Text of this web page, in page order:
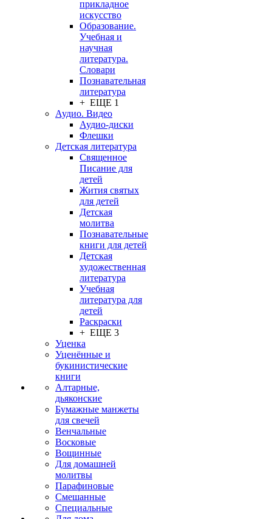
прикладное
искусство
Образование.
Учебная и
научная
литература.
Словари
Познавательная
литература
+ ЕЩЕ 1
Аудио. Видео
Аудио-диски
Флешки
Детская литература
Священное
Писание для
детей
Жития святых
для детей
Детская
молитва
Познавательные
книги для детей
Детская
художественная
литература
Учебная
литература для
детей
Раскраски
+ ЕЩЕ 3
Уценка
Уценённые и
букинистические
книги
Алтарные,
дьяконские
Бумажные манжеты
для свечей
Венчальные
Восковые
Вощинные
Для домашней
молитвы
Парафиновые
Смешанные
Специальные